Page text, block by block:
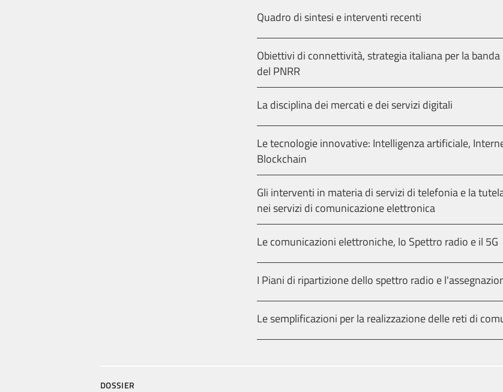
Quadro di sintesi e interventi recenti
Obiettivi di connettività, strategia italiana per la
del PNRR
La disciplina dei mercati e dei servizi digitali
Le tecnologie innovative: Intelligenza artificiale,
Blockchain
Gli interventi in materia di servizi di telefonia e la
nei servizi di comunicazione elettronica
Le comunicazioni elettroniche, lo Spettro radio e il 5G
I Piani di ripartizione dello spettro radio e
Le semplificazioni per la realizzazione delle reti di
DOSSIER